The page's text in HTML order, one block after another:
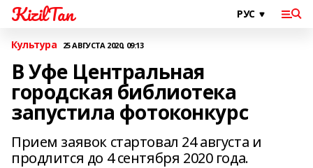
KizilTan
Культура 25 АВГУСТА 2020, 09:13
В Уфе Центральная
городская библиотека
запустила фотоконкурс
Прием заявок стартовал 24 августа и
продлится до 4 сентября 2020 года.